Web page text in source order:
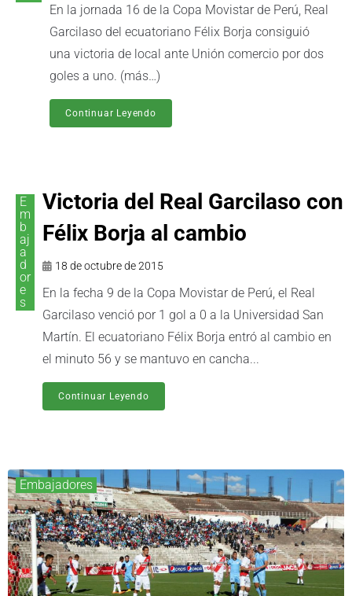
En la jornada 16 de la Copa Movistar de Perú, Real
Garcilaso del ecuatoriano Félix Borja consiguió
una victoria de local ante Unión comercio por dos
goles a uno. (más…)
Continuar Leyendo
E
m
b
aj
a
d
or
e
s
Victoria del Real Garcilaso con
Félix Borja al cambio
18 de octubre de 2015
En la fecha 9 de la Copa Movistar de Perú, el Real
Garcilaso venció por 1 gol a 0 a la Universidad San
Martín. El ecuatoriano Félix Borja entró al cambio en
el minuto 56 y se mantuvo en cancha...
Continuar Leyendo
Embajadores